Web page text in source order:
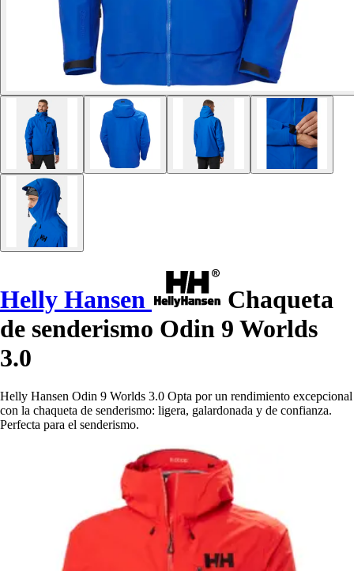
Helly Hansen
Chaqueta
de senderismo Odin 9 Worlds
3.0
Helly Hansen Odin 9 Worlds 3.0 Opta por un rendimiento excepcional
con la chaqueta de senderismo: ligera, galardonada y de confianza.
Perfecta para el senderismo.